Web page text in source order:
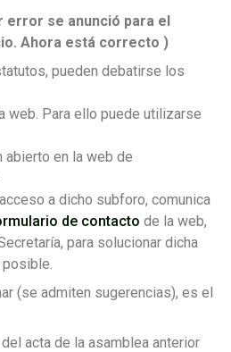
error se anunció para el
Ahora está correcto )
pueden debatirse los
web. Para ello puede utilizarse
en la web de
a dicho subforo, comunica
de contacto de la web,
para solucionar dicha
(se admiten sugerencias), es el
acta de la asamblea anterior